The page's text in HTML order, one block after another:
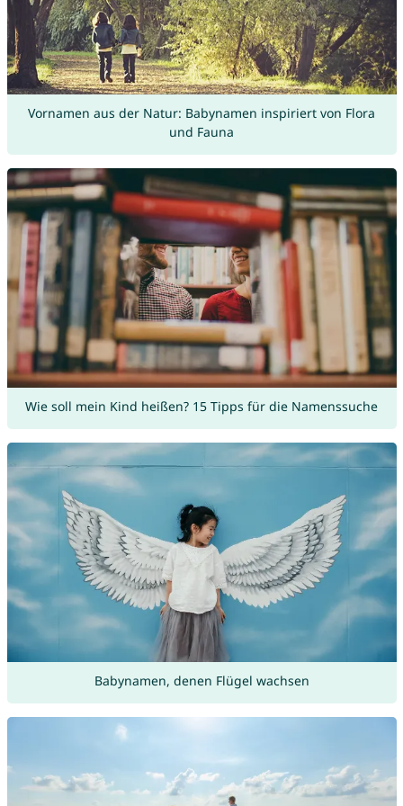
Vornamen aus der Natur: Babynamen inspiriert von Flora
und Fauna
Wie soll mein Kind heißen? 15 Tipps für die Namenssuche
Babynamen, denen Flügel wachsen